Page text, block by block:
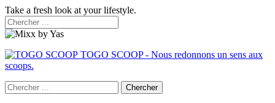
Take a fresh look at your lifestyle.
TOGO SCOOP - Nous redonnons un sens aux
scoops.